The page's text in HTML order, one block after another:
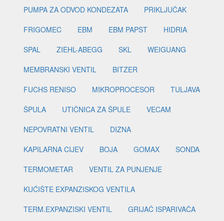
PUMPA ZA ODVOD KONDEZATA
PRIKLJUČAK
FRIGOMEC
EBM EBM PAPST
HIDRIA
SPAL
ZIEHL-ABEGG SKL
WEIGUANG
MEMBRANSKI VENTIL
BITZER
FUCHS RENISO
MIKROPROCESOR
TULJAVA
ŠPULA
UTIČNICA ZA ŠPULE
VECAM
NEPOVRATNI VENTIL
DIZNA
KAPILARNA CIJEV
BOJA GOMAX
SONDA
TERMOMETAR
VENTIL ZA PUNJENJE
KUĆIŠTE EXPANZISKOG VENTILA
TERM.EXPANZISKI VENTIL
GRIJAČ ISPARIVAČA